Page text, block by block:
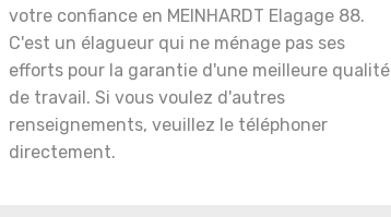
votre confiance en MEINHARDT Elagage 88.
C'est un élagueur qui ne ménage pas ses
efforts pour la garantie d'une meilleure qualité
de travail. Si vous voulez d'autres
renseignements, veuillez le téléphoner
directement.